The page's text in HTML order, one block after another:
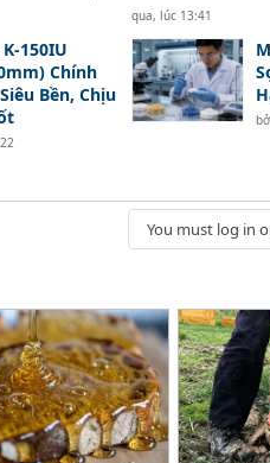
qua, lúc 13:41
150IU
Chính
Bền, Chịu
You must log in